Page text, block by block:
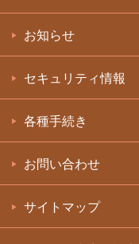
お知らせ
セキュリティ情報
各種手続き
お問い合わせ
サイトマップ